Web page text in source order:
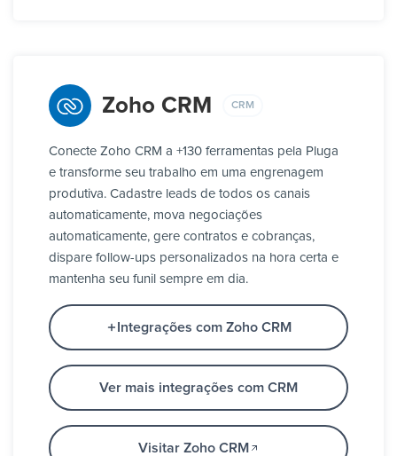
Zoho CRM CRM
Conecte Zoho CRM a +130 ferramentas pela Pluga
e transforme seu trabalho em uma engrenagem
produtiva. Cadastre leads de todos os canais
automaticamente, mova negociações
automaticamente, gere contratos e cobranças,
dispare follow-ups personalizados na hora certa e
mantenha seu funil sempre em dia.
Integrações com Zoho CRM
Ver mais integrações com CRM
Visitar Zoho CRM